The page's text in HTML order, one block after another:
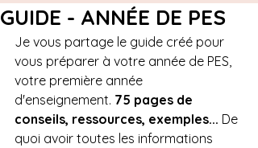
GUIDE - ANNÉE DE PES
Je vous partage le guide créé pour
vous préparer à votre année de PES,
votre première année
d'enseignement. 75 pages de
conseils, ressources, exemples... De
quoi avoir toutes les informations